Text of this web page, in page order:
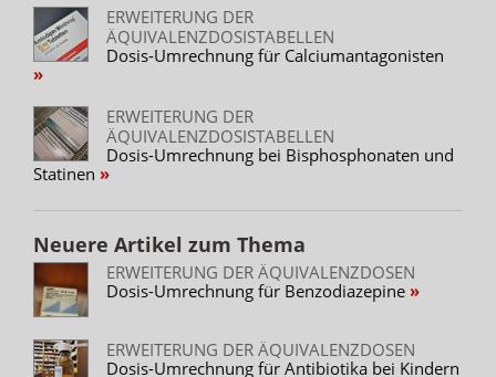
ERWEITERUNG DER
ÄQUIVALENZDOSISTABELLEN
Dosis-Umrechnung für Calciumantagonisten
ERWEITERUNG DER
ÄQUIVALENZDOSISTABELLEN
Dosis-Umrechnung bei Bisphosphonaten und
Statinen
Neuere Artikel zum Thema
ERWEITERUNG DER ÄQUIVALENZDOSEN
Dosis-Umrechnung für Benzodiazepine
ERWEITERUNG DER ÄQUIVALENZDOSEN
Dosis-Umrechnung für Antibiotika bei Kindern